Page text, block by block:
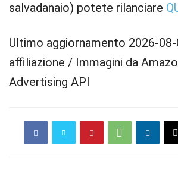
salvadanaio) potete rilanciare
Ultimo aggiornamento 2026-
affiliazione / Immagini da
Advertising API